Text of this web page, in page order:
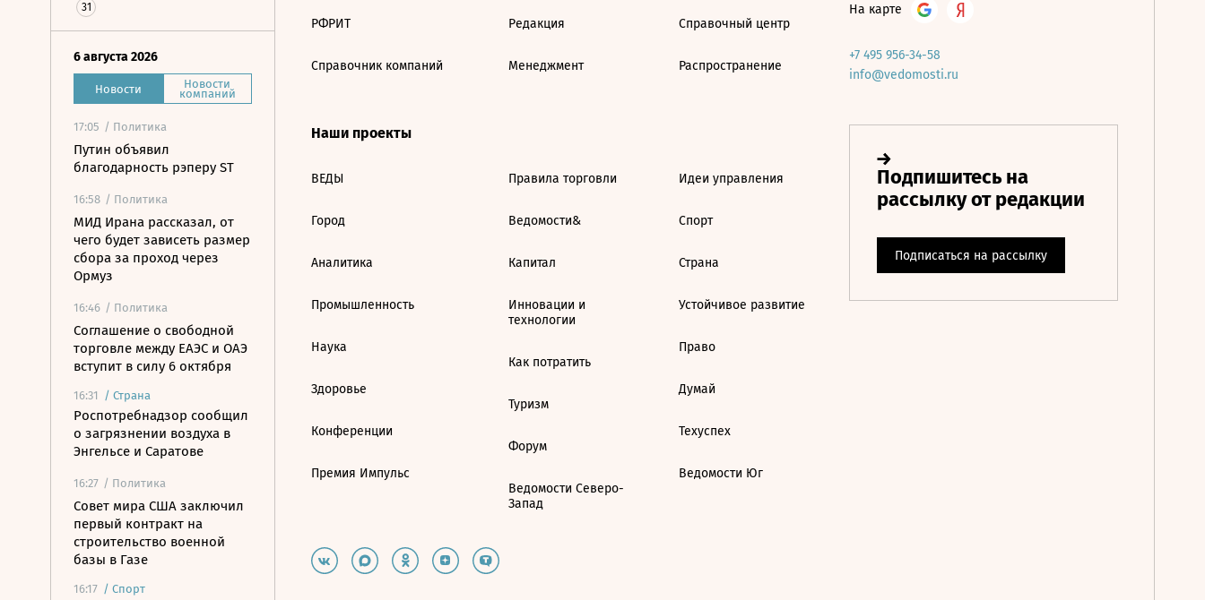
31
6 августа 2026
Новости Новости
компаний
17:05 / Политика
Путин объявил
благодарность рэперу ST
16:58 / Политика
МИД Ирана рассказал, от
чего будет зависеть размер
сбора за проход через
Ормуз
16:46 / Политика
Соглашение о свободной
торговле между ЕАЭС и ОАЭ
вступит в силу 6 октября
16:31 / Страна
Роспотребнадзор сообщил
о загрязнении воздуха в
Энгельсе и Саратове
16:27 / Политика
Совет мира США заключил
первый контракт на
строительство военной
базы в Газе
16:17 / Спорт
РФРИТ
Справочник компаний
Редакция
Менеджмент
Справочный центр
Распространение
Наши проекты
ВЕДЫ
Город
Аналитика
Промышленность
Наука
Здоровье
Конференции
Премия Импульс
Правила торговли
Ведомости&
Капитал
Инновации и
технологии
Как потратить
Туризм
Форум
Ведомости Северо-
Запад
Идеи управления
Спорт
Страна
Устойчивое развитие
Право
Думай
Техуспех
Ведомости Юг
На карте
+7 495 956-34-58
info@vedomosti.ru